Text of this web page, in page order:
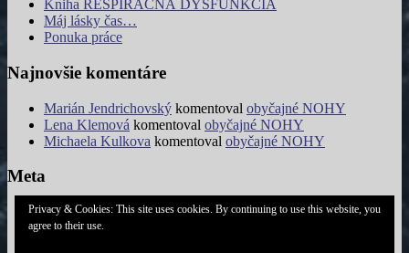
Kniha RESPIRAČNÁ DYSFUNKCIA
Máj lásky čas…
Ponuka práce
Najnovšie komentáre
Marián Jendrichovský komentoval obyčajné NOHY
Lena Klemová komentoval obyčajné NOHY
Michaela Kulkova komentoval obyčajné NOHY
Meta
Prihlásiť sa
Feed záznamov
Privacy & Cookies: This site uses cookies. By continuing to use this website, you
agree to their use.